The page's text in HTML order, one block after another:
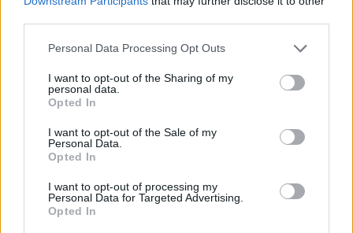
Personal Data Processing Opt Outs
I want to opt-out of the Sharing of my
personal data.
Opted In
I want to opt-out of the Sale of my
Personal Data.
Opted In
I want to opt-out of processing my
Personal Data for Targeted Advertising.
Opted In
Feira de São Mateus é um local de
07/08/2026
ARTIGOS MAIS POPULARES
Rui Oliveira mantém a camisola amarela